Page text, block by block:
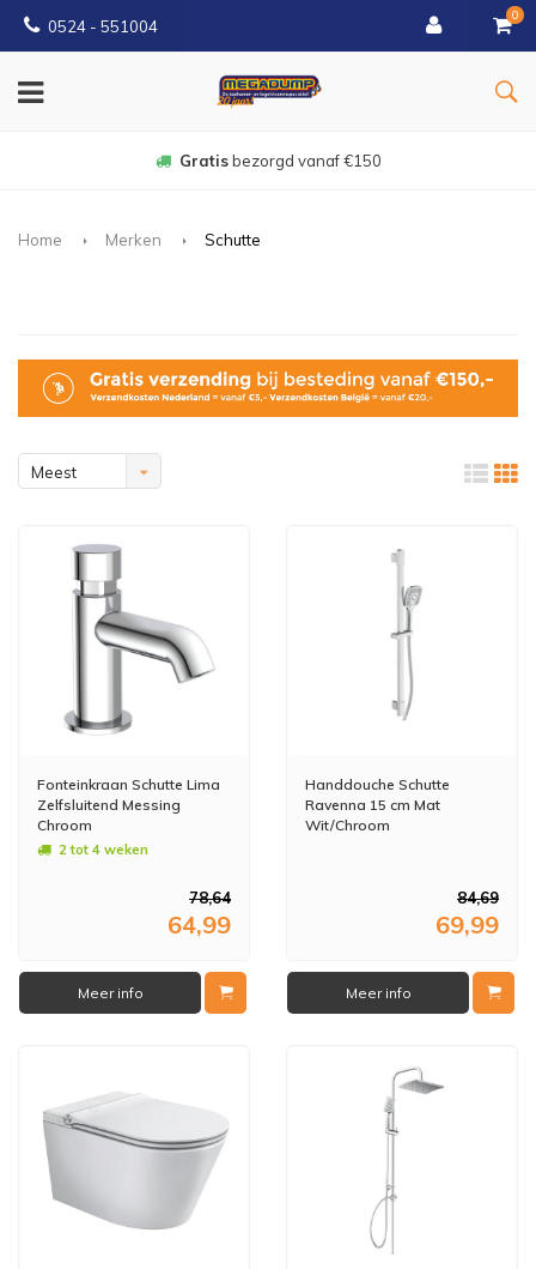
0524 - 551004
0
Gratisbezorgd vanaf €150
Home Merken Schutte
Meest
Fonteinkraan Schutte Lima
Zelfsluitend Messing
Chroom
2 tot 4 weken
78,64
64,99
Meer info
Handdouche Schutte
Ravenna 15 cm Mat
Wit/Chroom
84,69
69,99
Meer info